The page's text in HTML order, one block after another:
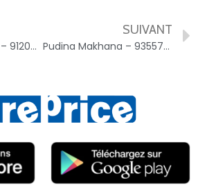
Birne Melone light – 9120081683471
SUIVANT
Pudina Makhana – 9355726001574